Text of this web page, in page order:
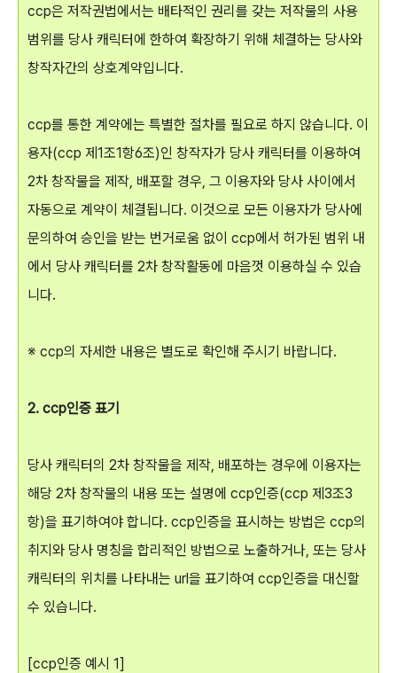
ccp은 저작권법에서는 배타적인 권리를 갖는 저작물의 사용
범위를 당사 캐릭터에 한하여 확장하기 위해 체결하는 당사와
창작자간의 상호계약입니다.
ccp를 통한 계약에는 특별한 절차를 필요로 하지 않습니다. 이
용자(ccp 제1조1항6조)인 창작자가 당사 캐릭터를 이용하여
2차 창작물을 제작, 배포할 경우, 그 이용자와 당사 사이에서
자동으로 계약이 체결됩니다. 이것으로 모든 이용자가 당사에
문의하여 승인을 받는 번거로움 없이 ccp에서 허가된 범위 내
에서 당사 캐릭터를 2차 창작활동에 마음껏 이용하실 수 있습
니다.
※ ccp의 자세한 내용은 별도로 확인해 주시기 바랍니다.
2. ccp인증 표기
당사 캐릭터의 2차 창작물을 제작, 배포하는 경우에 이용자는
해당 2차 창작물의 내용 또는 설명에 ccp인증(ccp 제3조3
항)을 표기하여야 합니다. ccp인증을 표시하는 방법은 ccp의
취지와 당사 명칭을 합리적인 방법으로 노출하거나, 또는 당사
캐릭터의 위치를 나타내는 url을 표기하여 ccp인증을 대신할
수 있습니다.
[ccp인증 예시 1]